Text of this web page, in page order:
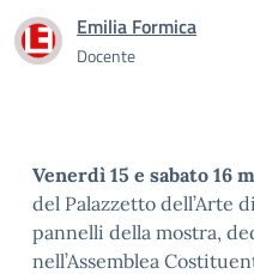
Emilia Formica
Docente
Venerdì 15 e sabato 16
del Palazzetto dell’Arte
pannelli della mostra,
nell’Assemblea